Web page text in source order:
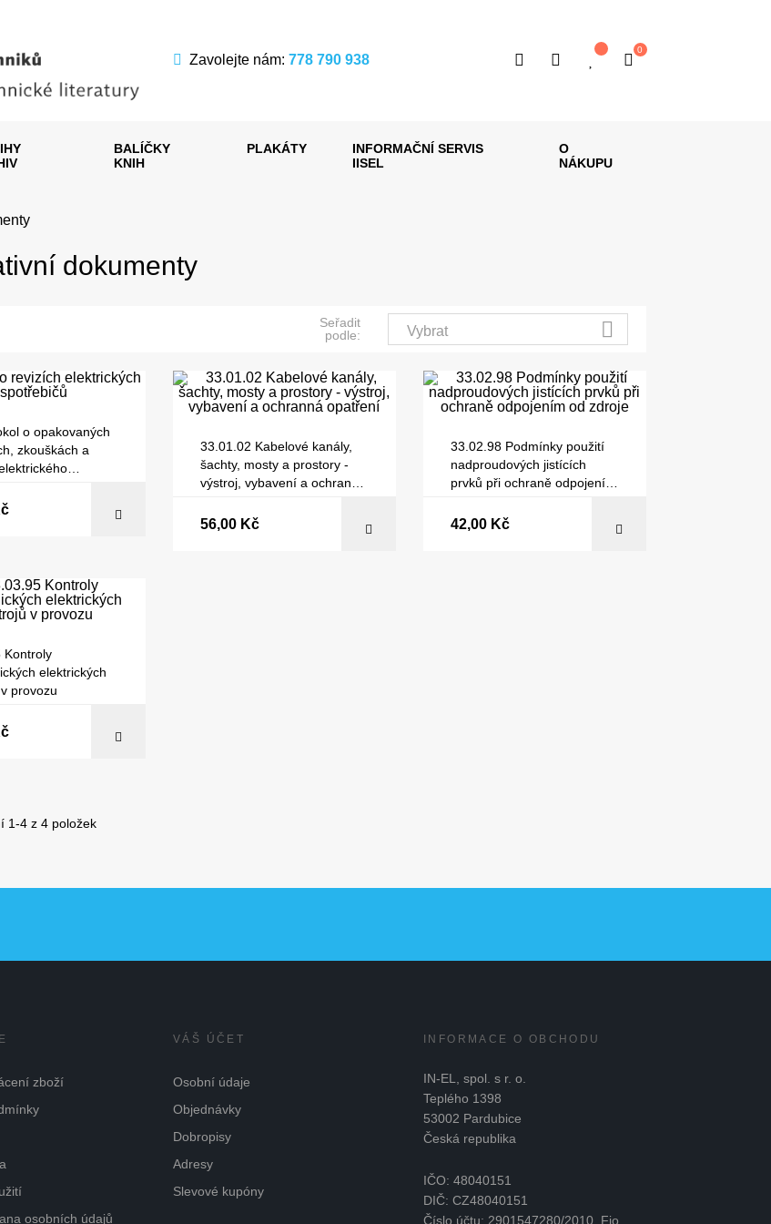
Zavolejte nám: 778 790 938
0
BALÍČKY
KNIH
PLAKÁTY
INFORMAČNÍ SERVIS
IISEL
O
NÁKUPU
dokumenty
Seřadit
podle:
Vybrat 
o opakovaných
zkouškách a
33.01.02 Kabelové kanály,
šachty, mosty a prostory -
výstroj, vybavení a ochranná
56,00 Kč
33.02.98 Podmínky použití
nadproudových jistících
prvků při ochraně odpojením
42,00 Kč
Kontroly
elektrických
provozu
1-4 z 4 položek
zboží
osobních údajů
VÁŠ ÚČET
Osobní údaje
Objednávky
Dobropisy
Adresy
Slevové kupóny
INFORMACE O OBCHODU
IN-EL, spol. s r. o.
Teplého 1398
53002 Pardubice
Česká republika
IČO: 48040151
DIČ: CZ48040151
Číslo účtu: 2901547280/2010, Fio